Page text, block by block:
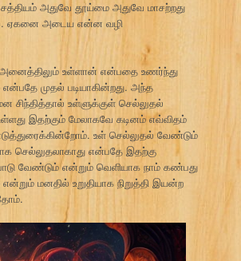
அதுவே தூய்மை அதுவே மாசற்றது
ஏகனை அடைய என்ன வழி
உள்ளான் என்பதை உணர்ந்து
முதல் படியாகின்றது. அந்த
உள்ளுக்குள் செல்லுதல்
இதற்கும் மேலாகவே கடினம் எவ்விதம்
உள் செல்லுதல் வேண்டும்
செல்லுதலாகாது என்பதே இதற்கு
வேண்டும் என்றும் வெளியாக நாம் கண்பது
மனதில் உறுதியாக நிறுத்தி இயன்ற